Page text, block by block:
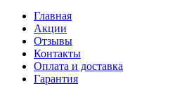
Главная
Акции
Отзывы
Контакты
Оплата и доставка
Гарантия